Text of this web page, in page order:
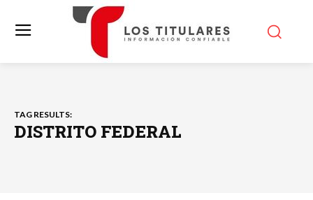
TAG RESULTS:
DISTRITO FEDERAL